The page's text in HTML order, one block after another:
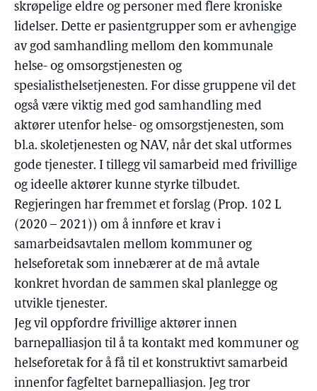
skrøpelige eldre og personer med flere kroniske
lidelser. Dette er pasientgrupper som er avhengige
av god samhandling mellom den kommunale
helse- og omsorgstjenesten og
spesialisthelsetjenesten. For disse gruppene vil det
også være viktig med god samhandling med
aktører utenfor helse- og omsorgstjenesten, som
bl.a. skoletjenesten og NAV, når det skal utformes
gode tjenester. I tillegg vil samarbeid med frivillige
og ideelle aktører kunne styrke tilbudet.
Regjeringen har fremmet et forslag (Prop. 102 L
(2020 – 2021)) om å innføre et krav i
samarbeidsavtalen mellom kommuner og
helseforetak som innebærer at de må avtale
konkret hvordan de sammen skal planlegge og
utvikle tjenester.
Jeg vil oppfordre frivillige aktører innen
barnepalliasjon til å ta kontakt med kommuner og
helseforetak for å få til et konstruktivt samarbeid
innenfor fagfeltet barnepalliasjon. Jeg tror